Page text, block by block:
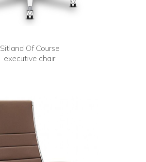
Sitland Of Course
executive chair